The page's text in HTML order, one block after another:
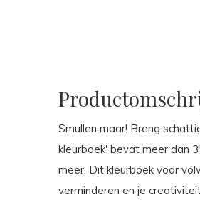
Smullen maar! Breng
kleurboek' bevat meer dan
meer. Dit kleurboek voor
verminderen en je